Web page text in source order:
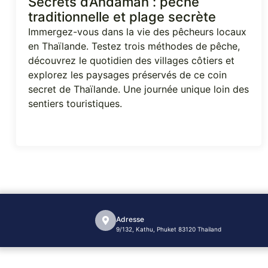
traditionnelle et plage secrète
Immergez-vous dans la vie des pêcheurs locaux
en Thaïlande. Testez trois méthodes de pêche,
découvrez le quotidien des villages côtiers et
explorez les paysages préservés de ce coin
secret de Thaïlande. Une journée unique loin des
sentiers touristiques.
Adresse
9/132, Kathu, Phuket 83120 Thailand